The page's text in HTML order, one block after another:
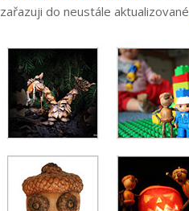
zařazuji do neustále aktualizované